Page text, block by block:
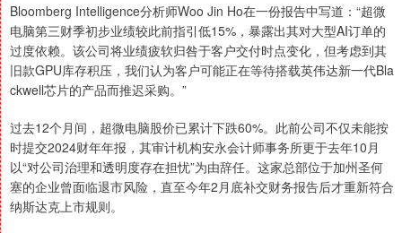
Bloomberg Intelligence分析师Woo Jin Ho在一份报告中写道：“超微
电脑第三财季初步业绩较此前指引低15%，暴露出其对大型AI订单的
过度依赖。该公司将业绩疲软归咎于客户交付时点变化，但考虑到其
旧款GPU库存积压，我们认为客户可能正在等待搭载英伟达新一代Bla
ckwell芯片的产品而推迟采购。”
过去12个月间，超微电脑股价已累计下跌60%。此前公司不仅未能按
时提交2024财年年报，其审计机构安永会计师事务所更于去年10月
以“对公司治理和透明度存在担忧”为由辞任。这家总部位于加州圣何
塞的企业曾面临退市风险，直至今年2月底补交财务报告后才重新符合
纳斯达克上市规则。